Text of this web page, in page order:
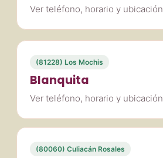
Ver teléfono, horario y ubicación
(81228) Los Mochis
Blanquita
Ver teléfono, horario y ubicación
(80060) Culiacán Rosales